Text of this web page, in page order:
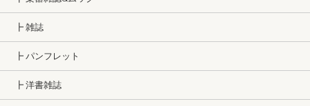
┣ 雑誌
┣ パンフレット
┣ 洋書雑誌